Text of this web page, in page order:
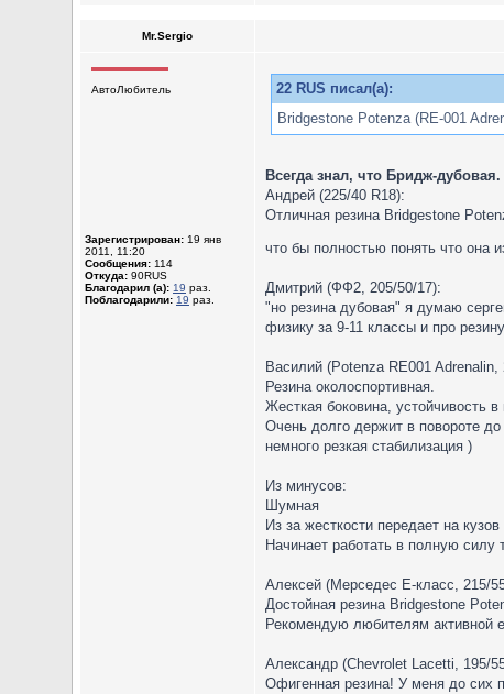
Mr.Sergio
АвтоЛюбитель
Зарегистрирован: 19 янв
2011, 11:20
Сообщения: 114
Откуда: 90RUS
Благодарил (а): 19 раз.
Поблагодарили: 19 раз.
22 RUS писал(а):
Bridgestone Potenza (RE-001
Всегда знал, что Бридж-
Андрей (225/40 R18):
Отличная резина Bridgestone
что бы полностью понять что она
Дмитрий (ФФ2, 205/50/17):
"но резина дубовая" я думаю
физику за 9-11 классы и про
Василий (Potenza RE001 Adrenalin,
Резина околоспортивная.
Жесткая боковина, устойчивость в
Очень долго держит в повороте
немного резкая стабилизация )
Из минусов:
Шумная
Из за жесткости передает на
Начинает работать в полную силу
Алексей (Мерседес Е-класс, 215/
Достойная резина Bridgestone
Рекомендую любителям активной
Александр (Chevrolet Lacetti, 195/
Офигенная резина! У меня до сих